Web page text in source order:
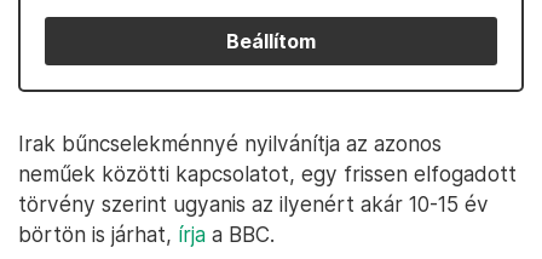
Beállítom
Irak bűncselekménnyé nyilvánítja az azonos
neműek közötti kapcsolatot, egy frissen elfogadott
törvény szerint ugyanis az ilyenért akár 10-15 év
börtön is járhat, írja a BBC.